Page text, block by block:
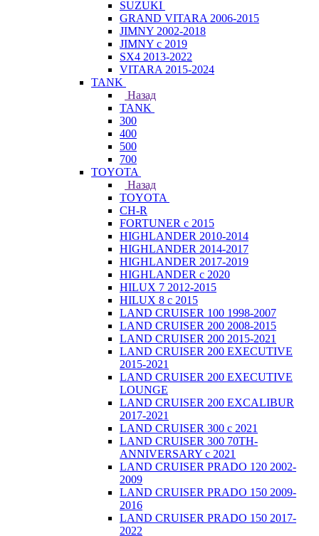
SUZUKI
GRAND VITARA 2006-2015
JIMNY 2002-2018
JIMNY с 2019
SX4 2013-2022
VITARA 2015-2024
TANK
Назад
TANK
300
400
500
700
TOYOTA
Назад
TOYOTA
CH-R
FORTUNER с 2015
HIGHLANDER 2010-2014
HIGHLANDER 2014-2017
HIGHLANDER 2017-2019
HIGHLANDER с 2020
HILUX 7 2012-2015
HILUX 8 с 2015
LAND CRUISER 100 1998-2007
LAND CRUISER 200 2008-2015
LAND CRUISER 200 2015-2021
LAND CRUISER 200 EXECUTIVE
2015-2021
LAND CRUISER 200 EXECUTIVE
LOUNGE
LAND CRUISER 200 EXCALIBUR
2017-2021
LAND CRUISER 300 с 2021
LAND CRUISER 300 70TH-
ANNIVERSARY с 2021
LAND CRUISER PRADO 120 2002-
2009
LAND CRUISER PRADO 150 2009-
2016
LAND CRUISER PRADO 150 2017-
2022